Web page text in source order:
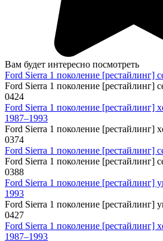
Вам будет интересно посмотреть
Ford Sierra 1 поколение [рестайлинг]
Ford Sierra 1 поколение [рестайлинг]
0424
Ford Sierra 1 поколение [рестайлинг]
1987–1993
Ford Sierra 1 поколение [рестайлинг]
0374
Ford Sierra 1 поколение [рестайлинг]
Ford Sierra 1 поколение [рестайлинг]
0388
Ford Sierra 1 поколение [рестайлинг]
1993
Ford Sierra 1 поколение [рестайлинг]
0427
Ford Sierra 1 поколение [рестайлинг]
1987–1993